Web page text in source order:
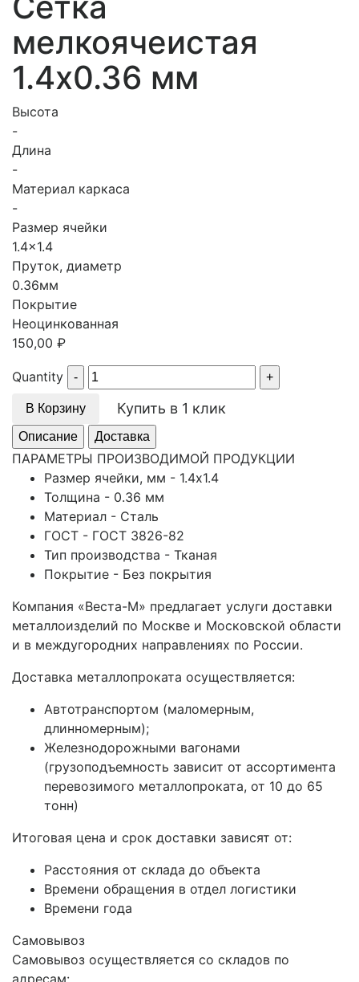
мелкоячеистая
1.4х0.36 мм
Высота
-
Длина
-
Материал каркаса
-
Размер ячейки
1.4x1.4
Пруток, диаметр
0.36мм
Покрытие
Неоцинкованная
150,00 ₽
Quantity
В Корзину Купить в 1 клик
Описание Доставка
ПАРАМЕТРЫ ПРОИЗВОДИМОЙ ПРОДУКЦИИ
Размер ячейки, мм - 1.4х1.4
Толщина - 0.36 мм
Материал - Сталь
ГОСТ - ГОСТ 3826-82
Тип производства - Тканая
Покрытие - Без покрытия
Компания «Веста-М» предлагает услуги доставки
металлоизделий по Москве и Московской области
и в междугородних направлениях по России.
Доставка металлопроката осуществляется:
Автотранспортом (маломерным,
длинномерным);
Железнодорожными вагонами
(грузоподъемность зависит от ассортимента
перевозимого металлопроката, от 10 до 65
тонн)
Итоговая цена и срок доставки зависят от:
Расстояния от склада до объекта
Времени обращения в отдел логистики
Времени года
Самовывоз
Самовывоз осуществляется со складов по
адресам: